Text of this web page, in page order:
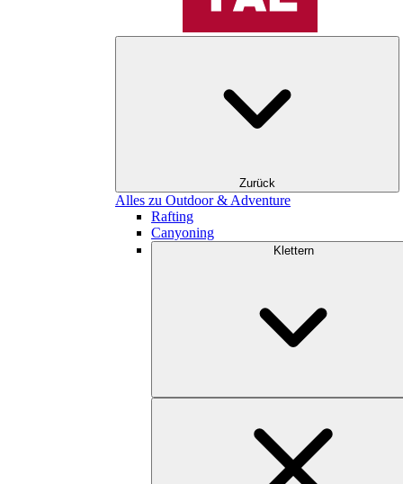
Zurück
Alles zu Outdoor & Adventure
Rafting
Canyoning
Klettern